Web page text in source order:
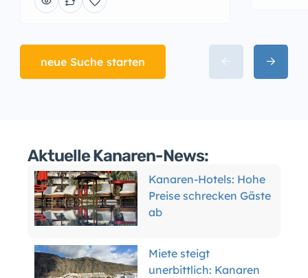
neue Suche starten
Aktuelle Kanaren-News:
Kanaren-Hotels: Hohe
Preise schrecken Gäste
ab
Miete steigt
unerbittlich: Kanaren